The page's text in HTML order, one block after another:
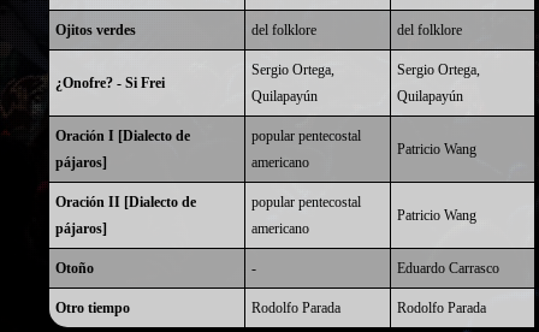
Ojitos verdes del folklore del folklore
¿Onofre? - Si Frei
Sergio Ortega,
Quilapayún
Sergio Ortega,
Quilapayún
Oración I [Dialecto de
pájaros]
popular pentecostal
americano
Patricio Wang
Oración II [Dialecto de
pájaros]
popular pentecostal
americano
Patricio Wang
Otoño - Eduardo Carrasco
Otro tiempo Rodolfo Parada Rodolfo Parada